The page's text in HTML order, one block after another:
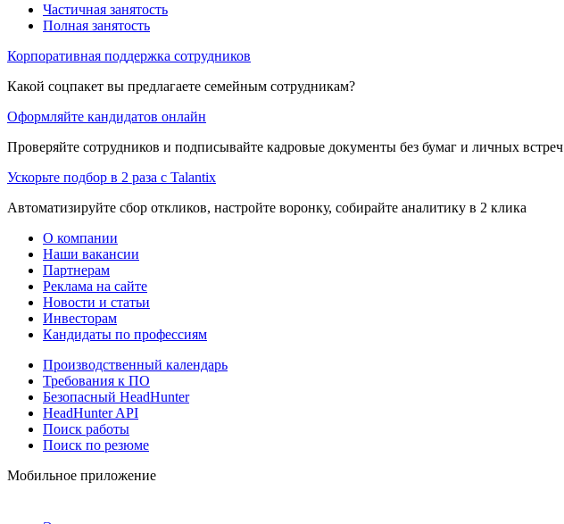
Частичная занятость
Полная занятость
Корпоративная поддержка сотрудников
Какой соцпакет вы предлагаете семейным сотрудникам?
Оформляйте кандидатов онлайн
Проверяйте сотрудников и подписывайте кадровые документы без бумаг и личных встреч
Ускорьте подбор в 2 раза с Talantix
Автоматизируйте сбор откликов, настройте воронку, собирайте аналитику в 2 клика
О компании
Наши вакансии
Партнерам
Реклама на сайте
Новости и статьи
Инвесторам
Кандидаты по профессиям
Производственный календарь
Требования к ПО
Безопасный HeadHunter
HeadHunter API
Поиск работы
Поиск по резюме
Мобильное приложение